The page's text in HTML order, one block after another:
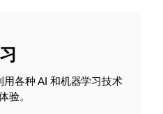
用各种 AI 和机器学习技术
验。